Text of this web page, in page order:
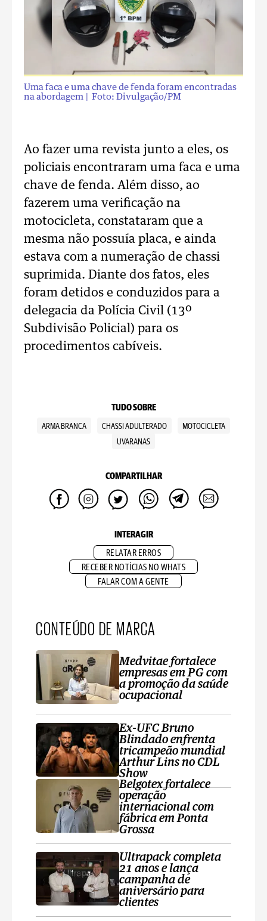
Uma faca e uma chave de fenda foram encontradas
na abordagem
| Foto: Divulgação/PM
Ao fazer uma revista junto a eles, os
policiais encontraram uma faca e uma
chave de fenda. Além disso, ao
fazerem uma verificação na
motocicleta, constataram que a
mesma não possuía placa, e ainda
estava com a numeração de chassi
suprimida. Diante dos fatos, eles
foram detidos e conduzidos para a
delegacia da Polícia Civil (13º
Subdivisão Policial) para os
procedimentos cabíveis.
TUDO SOBRE
ARMA BRANCA CHASSI ADULTERADO
MOTOCICLETA
UVARANAS
COMPARTILHAR
INTERAGIR
RELATAR ERROS
RECEBER NOTÍCIAS NO WHATS
FALAR COM A GENTE
CONTEÚDO DE MARCA
Medvitae fortalece
empresas em PG com
a promoção da saúde
ocupacional
Ex-UFC Bruno
Blindado enfrenta
tricampeão mundial
Arthur Lins no CDL
Show
Belgotex fortalece
operação
internacional com
fábrica em Ponta
Grossa
Ultrapack completa
21 anos e lança
campanha de
aniversário para
clientes